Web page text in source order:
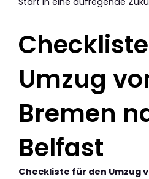
Umzug
Bremen
Belfast
Checkliste für den Umzug